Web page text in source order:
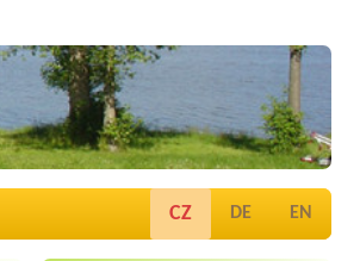
CZ DE EN